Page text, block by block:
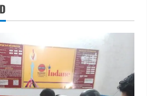
वर्ग के पशुपालकों को भी गाय एवं भैंस
मिलेगा अनुदान, मजदूरी संहिता
7, 2026
NEWS
ने राष्ट्रीय हथकरघा दिवस के अवसर पर